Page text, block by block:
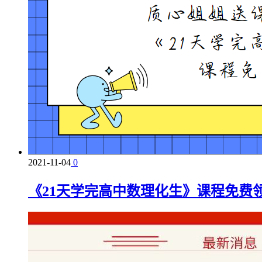
2021-11-04 0
《21天学完高中数理化生》课程免费